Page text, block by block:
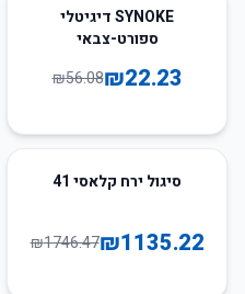
SYNOKE דיגיטלי
ספורט-צבאי
₪22.23
₪56.08
סיגול ירח קלאסי 41
₪1135.22
₪1746.47